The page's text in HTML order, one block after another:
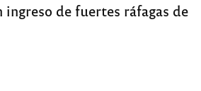
de fuertes ráfagas de